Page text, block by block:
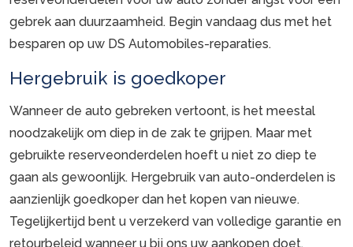
gebrek aan duurzaamheid. Begin vandaag dus met het
besparen op uw DS Automobiles-reparaties.
Hergebruik is goedkoper
Wanneer de auto gebreken vertoont, is het meestal
noodzakelijk om diep in de zak te grijpen. Maar met
gebruikte reserveonderdelen hoeft u niet zo diep te
gaan als gewoonlijk. Hergebruik van auto-onderdelen is
aanzienlijk goedkoper dan het kopen van nieuwe.
Tegelijkertijd bent u verzekerd van volledige garantie en
retourbeleid wanneer u bij ons uw aankopen doet.